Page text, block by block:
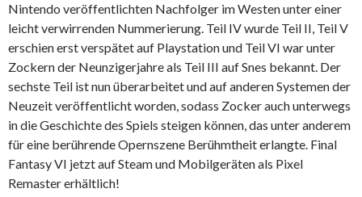
Nintendo veröffentlichten Nachfolger im Westen unter einer
leicht verwirrenden Nummerierung. Teil IV wurde Teil II, Teil V
erschien erst verspätet auf Playstation und Teil VI war unter
Zockern der Neunzigerjahre als Teil III auf Snes bekannt. Der
sechste Teil ist nun überarbeitet und auf anderen Systemen der
Neuzeit veröffentlicht worden, sodass Zocker auch unterwegs
in die Geschichte des Spiels steigen können, das unter anderem
für eine berührende Opernszene Berühmtheit erlangte. Final
Fantasy VI jetzt auf Steam und Mobilgeräten als Pixel
Remaster erhältlich!